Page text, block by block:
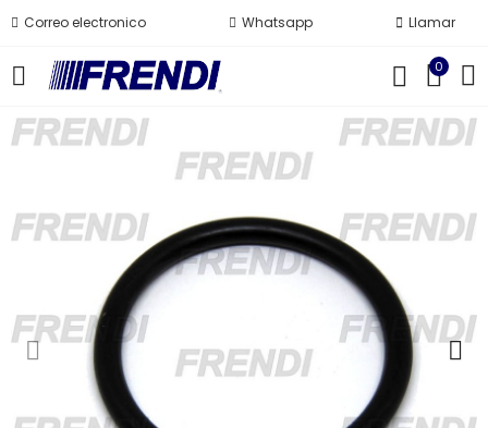
Correo electronico Whatsapp Llamar
0